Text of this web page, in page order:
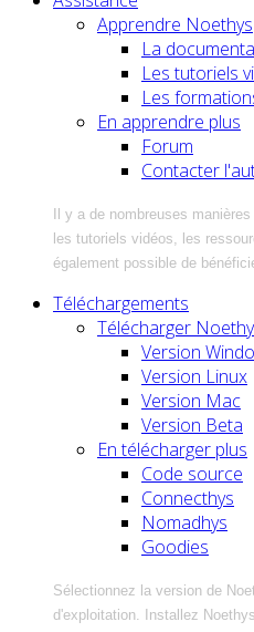
Apprendre Noethys
La
Les tutoriels
Les
En apprendre plus
Forum
Contacter
Il y a de nombreuses
les tutoriels vidéos, les
également possible de
Téléchargements
Télécharger
Version
Version Linux
Version Mac
Version Beta
En télécharger plus
Code source
Connecthys
Nomadhys
Goodies
Sélectionnez la version de
d'exploitation. Installez